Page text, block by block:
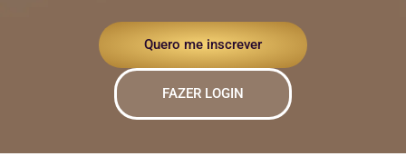
Quero me inscrever
FAZER LOGIN